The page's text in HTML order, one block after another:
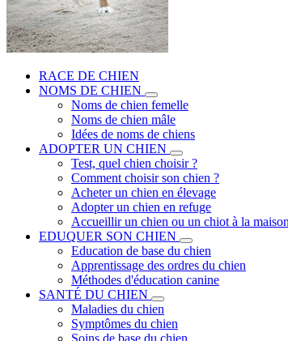
RACE DE CHIEN
NOMS DE CHIEN
Noms de chien femelle
Noms de chien mâle
Idées de noms de chiens
ADOPTER UN CHIEN
Test, quel chien choisir ?
Comment choisir son chien ?
Acheter un chien en élevage
Adopter un chien en refuge
Accueillir un chien ou un chiot à la maison
EDUQUER SON CHIEN
Education de base du chien
Apprentissage des ordres du chien
Méthodes d'éducation canine
SANTÉ DU CHIEN
Maladies du chien
Symptômes du chien
Soins de base du chien